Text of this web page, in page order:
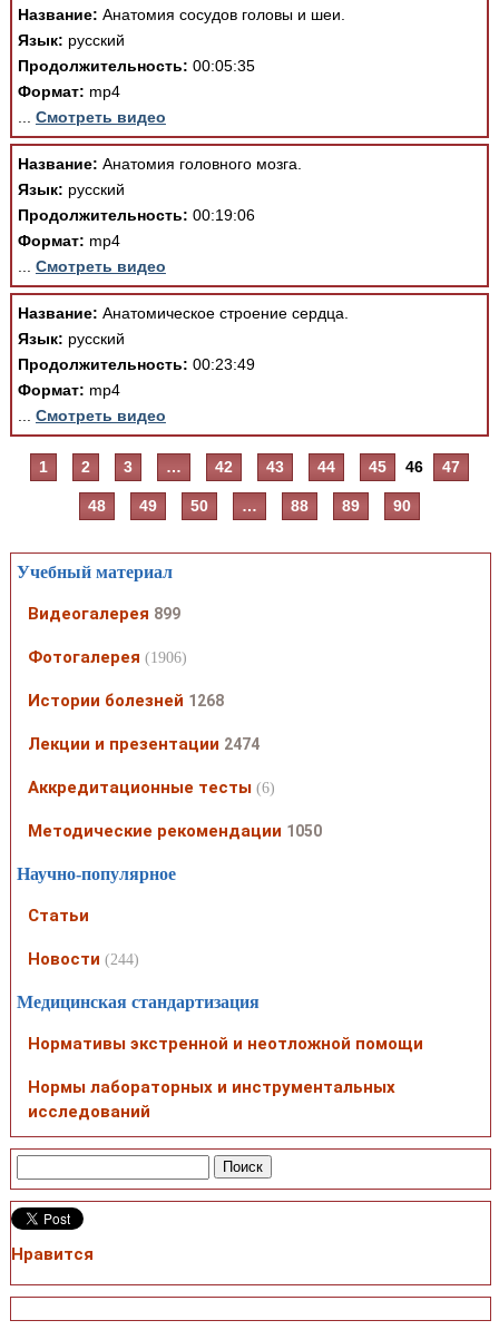
Название: Анатомия сосудов головы и шеи.
Язык: русский
Продолжительность: 00:05:35
Формат: mp4
Смотреть видео
Название: Анатомия головного мозга.
Язык: русский
Продолжительность: 00:19:06
Формат: mp4
Смотреть видео
Название: Анатомическое строение сердца.
Язык: русский
Продолжительность: 00:23:49
Формат: mp4
Смотреть видео
1 2 3 … 42 43 44 45 46 47
48 49 50 … 88 89 90
Учебный материал
Видеогалерея 899
Фотогалерея (1906)
Истории болезней 1268
Лекции и презентации 2474
Аккредитационные тесты (6)
Методические рекомендации 1050
Научно-популярное
Статьи
Новости (244)
Медицинская стандартизация
Нормативы экстренной и неотложной помощи
Нормы лабораторных и инструментальных
исследований
Нравится